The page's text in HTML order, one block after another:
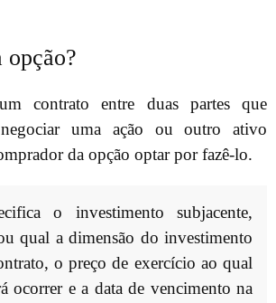
opção?
contrato entre duas partes que
uma ação ou outro ativo
da opção optar por fazê-lo.
o investimento subjacente,
qual a dimensão do investimento
o preço de exercício ao qual
ocorrer e a data de vencimento na